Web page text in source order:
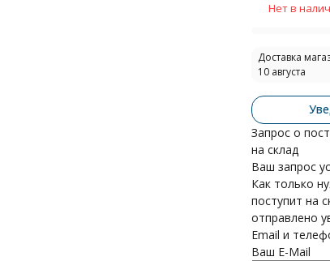
Нет в
Доставка
10 августа
Запрос о
на склад
Ваш запрос
Как только
поступит на
отправлено
Email и
Ваш E-Mail